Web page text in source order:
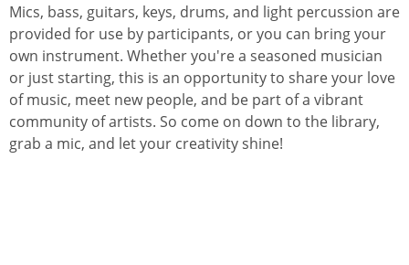
Mics, bass, guitars, keys, drums, and light percussion are
provided for use by participants, or you can bring your
own instrument. Whether you're a seasoned musician
or just starting, this is an opportunity to share your love
of music, meet new people, and be part of a vibrant
community of artists. So come on down to the library,
grab a mic, and let your creativity shine!